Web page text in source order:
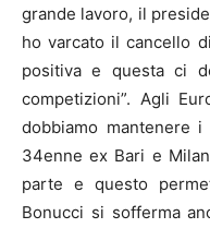
grande lavoro, il
ho varcato il cancello
positiva e questa ci
competizioni”. Agli
dobbiamo mantenere
34enne ex Bari e
parte e questo
Bonucci si sofferma